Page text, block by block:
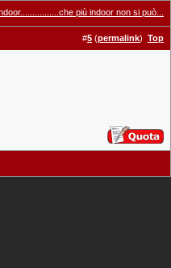
più indoor non si può...
#5 (permalink) Top